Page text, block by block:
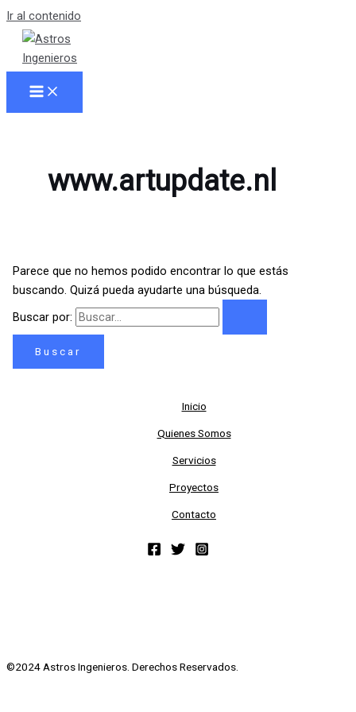
Ir al contenido
www.artupdate.nl
Parece que no hemos podido encontrar lo que estás
buscando. Quizá pueda ayudarte una búsqueda.
Buscar por:
Inicio
Quienes Somos
Servicios
Proyectos
Contacto
©2024 Astros Ingenieros. Derechos Reservados.